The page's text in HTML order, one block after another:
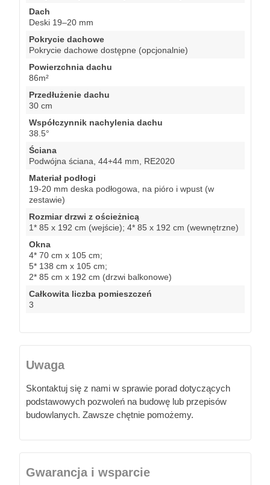
Dach
Deski 19–20 mm
Pokrycie dachowe
Pokrycie dachowe dostępne (opcjonalnie)
Powierzchnia dachu
86m²
Przedłużenie dachu
30 cm
Współczynnik nachylenia dachu
38.5°
Ściana
Podwójna ściana, 44+44 mm, RE2020
Materiał podłogi
19-20 mm deska podłogowa, na pióro i wpust (w
zestawie)
Rozmiar drzwi z ościeżnicą
1* 85 x 192 cm (wejście); 4* 85 x 192 cm (wewnętrzne)
Okna
4* 70 cm x 105 cm;
5* 138 cm x 105 cm;
2* 85 cm x 192 cm (drzwi balkonowe)
Całkowita liczba pomieszczeń
3
Uwaga
Skontaktuj się z nami w sprawie porad dotyczących
podstawowych pozwoleń na budowę lub przepisów
budowlanych. Zawsze chętnie pomożemy.
Gwarancja i wsparcie